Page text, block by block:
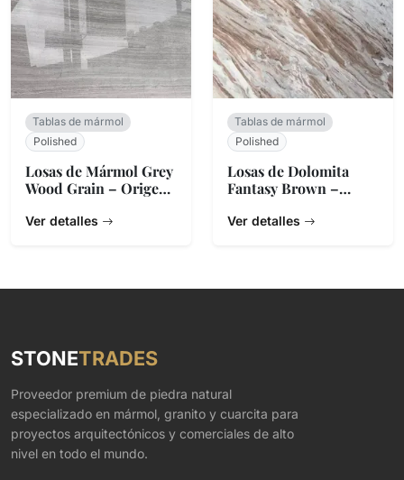
Tablas de mármol
Polished
Losas de Mármol Grey
Wood Grain – Origen
Ver detalles
Tablas de mármol
Polished
Losas de Dolomita
Fantasy Brown –
India
Ver detalles
STONETRADES
Proveedor premium de piedra natural
especializado en mármol, granito y cuarcita para
proyectos arquitectónicos y comerciales de alto
nivel en todo el mundo.